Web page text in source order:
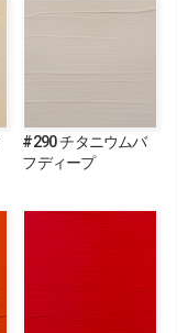
#290 チタニウムバ
フディープ